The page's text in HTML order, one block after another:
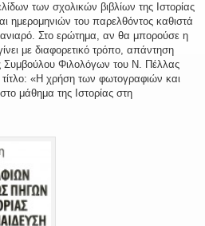
των σχολικών βιβλίων της Ιστορίας
ημερομηνιών του παρελθόντος καθιστά
Στο ερώτημα, αν θα μπορούσε η
με διαφορετικό τρόπο, απάντηση
Συμβούλου Φιλολόγων του Ν. Πέλλας
«Η χρήση των φωτογραφιών και
μάθημα της Ιστορίας στη